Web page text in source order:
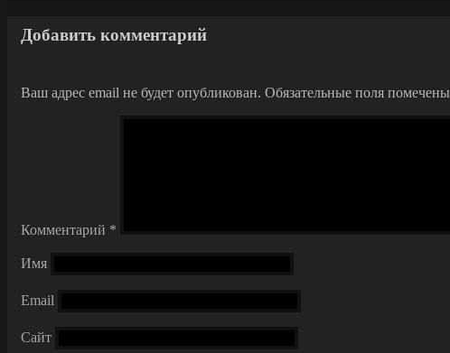
Добавить комментарий
Ваш адрес email не будет опубликован. Обязательные поля помечены
Комментарий *
Имя
Email
Сайт